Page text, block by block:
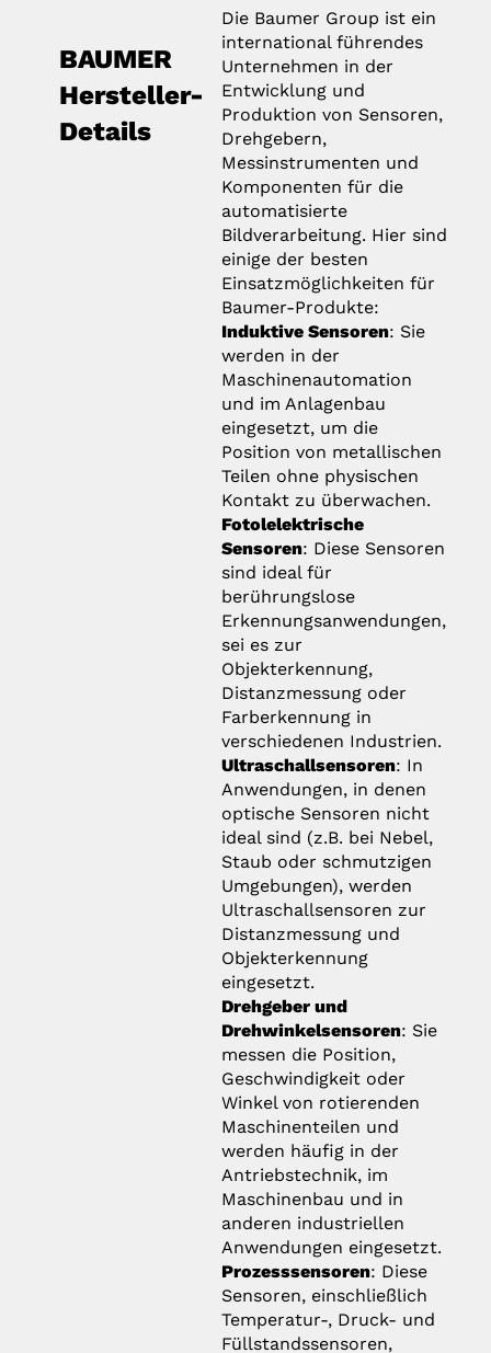
BAUMER
Hersteller-
Details
Die Baumer Group ist ein
international führendes
Unternehmen in der
Entwicklung und
Produktion von Sensoren,
Drehgebern,
Messinstrumenten und
Komponenten für die
automatisierte
Bildverarbeitung. Hier sind
einige der besten
Einsatzmöglichkeiten für
Baumer-Produkte:
Induktive Sensoren: Sie
werden in der
Maschinenautomation
und im Anlagenbau
eingesetzt, um die
Position von metallischen
Teilen ohne physischen
Kontakt zu überwachen.
Fotolelektrische
Sensoren: Diese Sensoren
sind ideal für
berührungslose
Erkennungsanwendungen,
sei es zur
Objekterkennung,
Distanzmessung oder
Farberkennung in
verschiedenen Industrien.
Ultraschallsensoren: In
Anwendungen, in denen
optische Sensoren nicht
ideal sind (z.B. bei Nebel,
Staub oder schmutzigen
Umgebungen), werden
Ultraschallsensoren zur
Distanzmessung und
Objekterkennung
eingesetzt.
Drehgeber und
Drehwinkelsensoren: Sie
messen die Position,
Geschwindigkeit oder
Winkel von rotierenden
Maschinenteilen und
werden häufig in der
Antriebstechnik, im
Maschinenbau und in
anderen industriellen
Anwendungen eingesetzt.
Prozesssensoren: Diese
Sensoren, einschließlich
Temperatur-, Druck- und
Füllstandssensoren,